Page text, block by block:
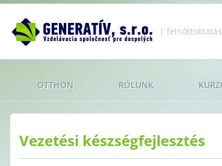
|
Vezetési készségfejlesztés
OTTHON RÓLUNK